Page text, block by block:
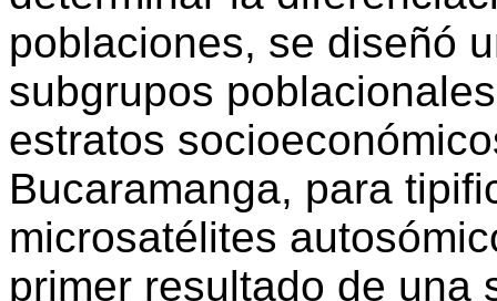
poblaciones, se diseñó
subgrupos
estratos
Bucaramanga, para
microsatélites
primer resultado de una